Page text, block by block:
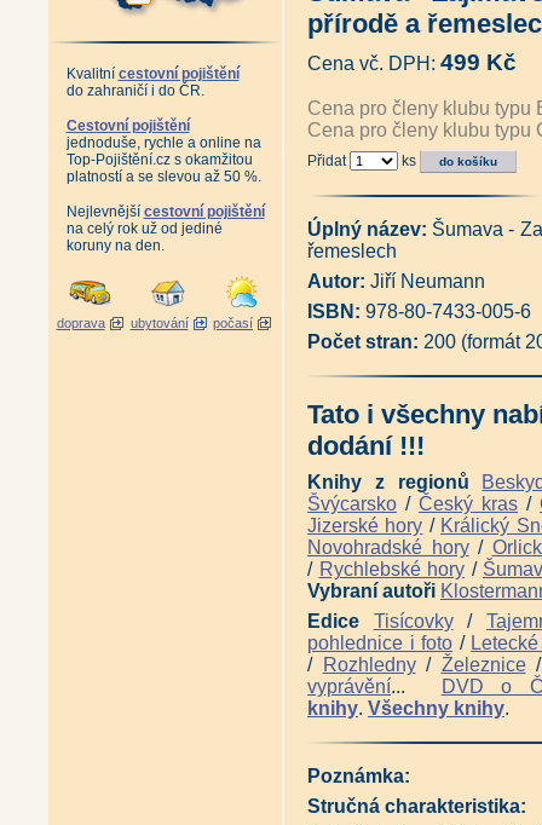
Kvalitní cestovní pojištění
do zahraničí i do ČR.
Cestovní pojištění
jednoduše, rychle a online na
Top-Pojištění.cz s okamžitou
platností a se slevou až 50 %.
Nejlevnější cestovní pojištění
na celý rok už od jediné
koruny na den.
doprava ubytování počasí
Edice Pověsti a pohádky |Edice
Autor Miloslav Nevrlý
přírodě a
Cena vč. DPH: 499 Kč
Cena pro členy klubu typu
Cena pro členy klubu typu
Přidat ks
Úplný název: Šumava -
řemeslech
Autor: Jiří Neumann
ISBN: 978-80-7433-005-6
Počet stran: 200 (formát
Tato i všechny
dodání !!!
Knihy z regionů
Švýcarsko / Český kras /
Jizerské hory / Králický
Novohradské hory/
/ Rychlebské hory /
Vybraní autoři
Edice Tisícovky/
pohlednice i foto /
/ Rozhledny/ Železnice
vyprávění...
DVD o
knihy. Všechny knihy.
Poznámka:
Stručná charakteristika: